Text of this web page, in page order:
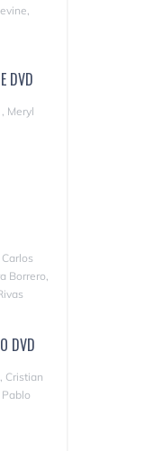
DVD
Meryl
Borrero,
DVD
Cristian